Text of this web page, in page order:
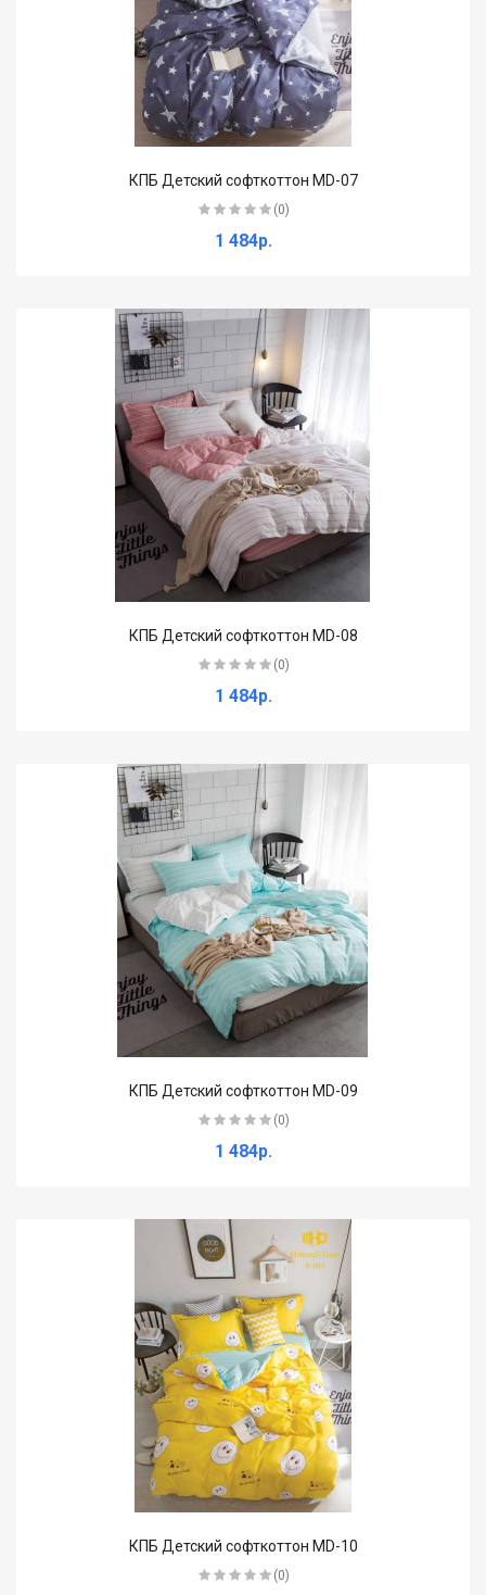
КПБ Детский софткоттон MD-07
(0)
1 484р.
КПБ Детский софткоттон MD-08
(0)
1 484р.
КПБ Детский софткоттон MD-09
(0)
1 484р.
КПБ Детский софткоттон MD-10
(0)